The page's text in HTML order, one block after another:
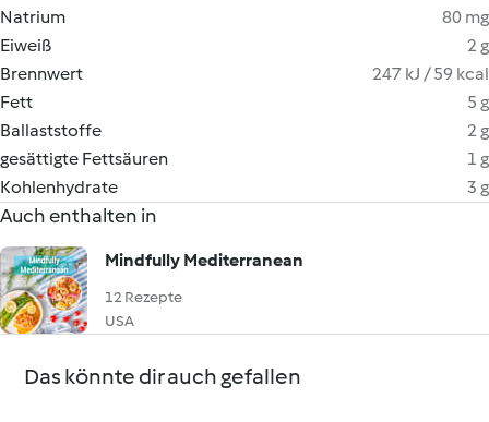
Natrium
80 mg
Eiweiß
2 g
Brennwert
247 kJ / 59 kcal
Fett
5 g
Ballaststoffe
2 g
gesättigte Fettsäuren
1 g
Kohlenhydrate
3 g
Auch enthalten in
Mindfully Mediterranean
12 Rezepte
USA
Das könnte dir auch gefallen